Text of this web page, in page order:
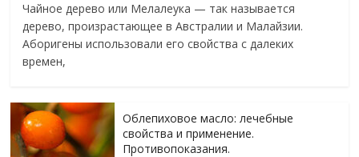
Чайное дерево или Мелалеука — так называется
дерево, произрастающее в Австралии и Малайзии.
Аборигены использовали его свойства с далеких
времен,
Облепиховое масло: лечебные
свойства и применение.
Противопоказания.